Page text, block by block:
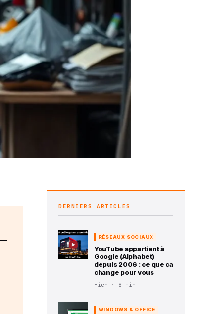
DERNIERS ARTICLES
RÉSEAUX SOCIAUX
YouTube appartient à
Google (Alphabet)
depuis 2006 : ce que ça
change pour vous
Hier · 8 min
WINDOWS & OFFICE